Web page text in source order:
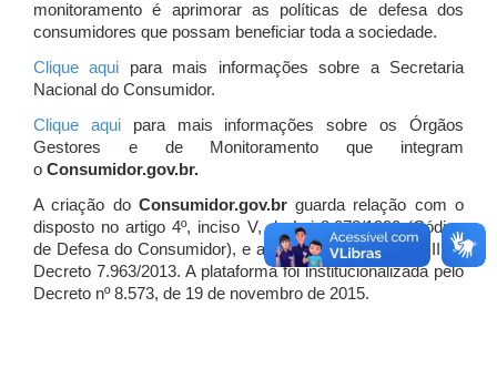
monitoramento é aprimorar as políticas de defesa dos
consumidores que possam beneficiar toda a sociedade.
Clique aqui para mais informações sobre a Secretaria
Nacional do Consumidor.
Clique aquipara mais informações sobre os Órgãos
Gestores e de Monitoramento que integram
o Consumidor.gov.br.
A criação do Consumidor.gov.brguarda relação com o
disposto no artigo 4º, inciso V, da Lei 8.078/1990 (Código
de Defesa do Consumidor), e artigo 7º, incisos I, II e III do
Decreto 7.963/2013. A plataforma foi institucionalizada pelo
Decreto nº 8.573, de 19 de novembro de 2015.